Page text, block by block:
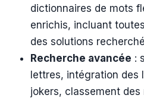
dictionnaires de mots
enrichis, incluant
des solutions
Recherche avancée :
lettres, intégration des
jokers, classement